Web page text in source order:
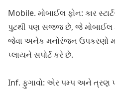
Mobile. મોબાઈલ ફોન: કાર
પુટથી પણ સજ્જ છે, જે મોબાઈલ
જેવા અનેક મનોરંજન ઉપકરણો
પ્લાયને સપોર્ટ કરે છે.
Inf. ફુગાવો: એર પમ્પ અને ત્રણ